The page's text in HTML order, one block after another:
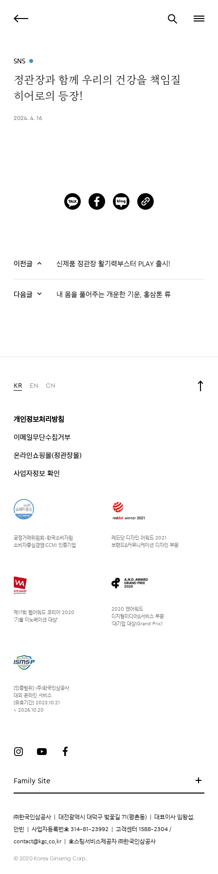
SNS
정관장과 함께 우리의 건강을 책임질
히어로의 등장!
2024. 4. 16
이전글 신제품 정관장 활기력부스터 PLAY 출시!
다음글 내 몸을 풀어주는 개운한 기운, 홍삼톤 류
KR EN CN
Family Site
공정거래위원회-한국소비자원
소비자중심경영(CCM) 인증기업
레드닷 디자인 어워드 2021
브랜드&커뮤니케이션 디자인 부문
제17회 웹어워드 코리아 2020
‘기술 이노베이션 대상’
2020 앤어워드
디지털미디어&서비스 부문
‘대기업 대상(Grand Prix)’
[인증범위] (주)한국인삼공사
대외 온라인 서비스
[유효기간] 2023.10.21
~ 2026.10.20
개인정보처리방침
이메일무단수집거부
온라인쇼핑몰(정관장몰)
사업자정보 확인
㈜한국인삼공사 대전광역시 대덕구 벚꽃길 71(평촌동) 대표이사 임왕섭,
안빈 사업자등록번호 314-81-23992 고객센터 1588-2304 /
contact@kgc.co.kr 호스팅서비스제공자 ㈜한국인삼공사
© 2020 Korea Ginseng Corp.